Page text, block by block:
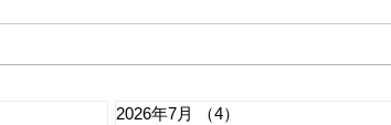
2026年7月 （4）